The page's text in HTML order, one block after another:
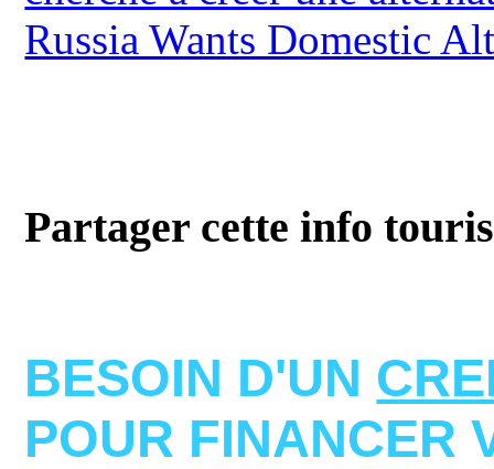
Russia Wants Domestic
Partager cette info
BESOIN D'UN
POUR FINANCER